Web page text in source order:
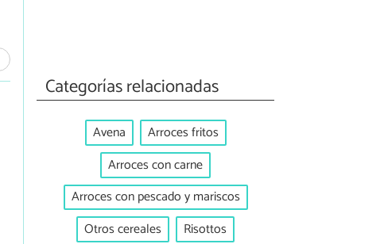
Categorías relacionadas
Avena
Arroces fritos
Arroces con carne
Arroces con pescado y mariscos
Otros cereales
Risottos